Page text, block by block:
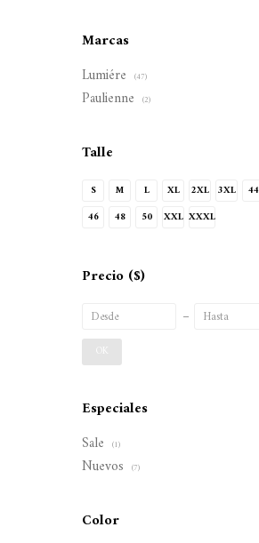
Marcas
Lumiére (47)
Paulienne (2)
Talle
S M L XL 2XL 3XL
44
46
48 50 XXL XXXL
Precio ($)
OK
Especiales
Sale (1)
Nuevos (7)
Color